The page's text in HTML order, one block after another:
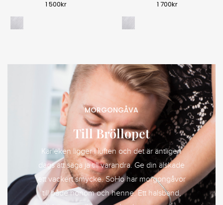
1 500kr 1 700kr
MORGONGÅVA
Till Bröllopet
Kärleken ligger i luften och det är äntligen
dags att säga ja till varandra. Ge din älskade
ett vackert smycke. SoHo har morgongåvor
till både honom och henne. Ett halsband,